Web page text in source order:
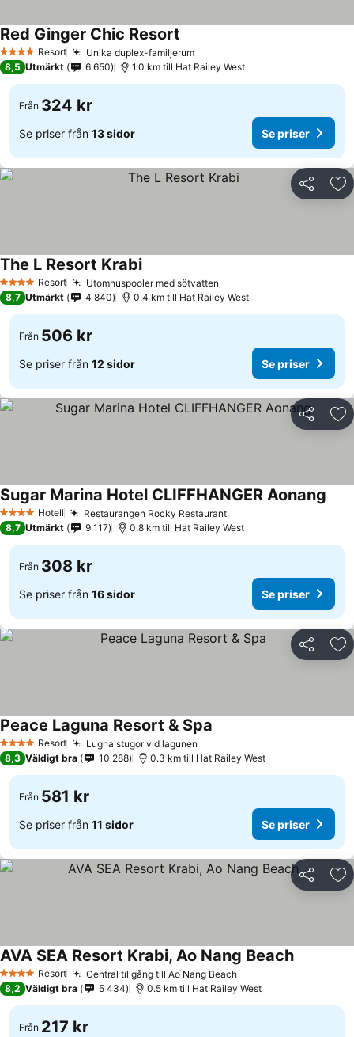
4 StjärnorResort Unika duplex-familjerumSe priser
Red Ginger Chic Resort
8,5 Utmärkt 6 650 1.0 km till Hat Railey West
Från 324 kr
Se priser från 13 sidor Se priser
Dela
4 StjärnorResort Utomhuspooler med sötvatten
The L Resort KrabiSe priser
8,7 Utmärkt 4 840 0.4 km till Hat Railey West
Från 506 kr
Se priser från 12 sidor Se priser
Dela
4 StjärnorHotell Restaurangen Rocky RestaurantSe priser
Sugar Marina Hotel CLIFFHANGER Aonang
8,7 Utmärkt 9 117 0.8 km till Hat Railey West
Från 308 kr
Se priser från 16 sidor Se priser
Dela
4 StjärnorResort Lugna stugor vid lagunen
Peace Laguna Resort & Spa
8,3 Väldigt bra 10 288 0.3 km till Hat Railey West
Från 581 kr
Se priser från 11 sidor Se priser
Dela
4 StjärnorResort Central tillgång till Ao Nang BeachSe priser
AVA SEA Resort Krabi, Ao Nang BeachSe priser
8,2 Väldigt bra 5 434 0.5 km till Hat Railey West
Från 217 kr